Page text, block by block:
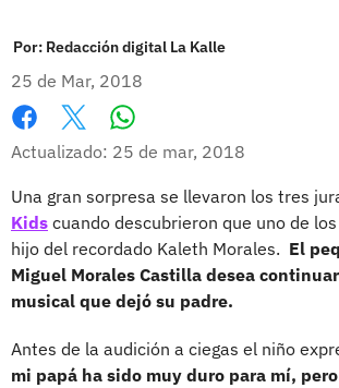
Por: Redacción digital La Kalle
25 de Mar, 2018
Facebook
X
Actualizado: 25 de mar, 2018
Una gran sorpresa se llevaron los tres
Kids cuando descubrieron que uno de
hijo del recordado Kaleth Morales. El
Miguel Morales Castilla desea
musical que dejó su padre.
Antes de la audición a ciegas el niño
mi papá ha sido muy duro para mí,